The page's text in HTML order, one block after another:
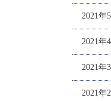
2021年
2021年
2021年
2021年